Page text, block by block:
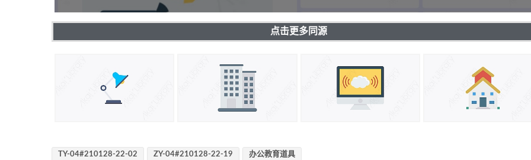
点击更多同源
TY-04#210128-22-02 ZY-04#210128-22-19 办公教育道具